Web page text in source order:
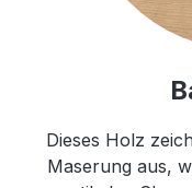
Dieses Holz
Maserung aus,